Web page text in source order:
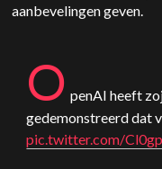
aanbevelingen geven.
O penAI heeft
gedemonstreerd dat
pic.twitter.com/